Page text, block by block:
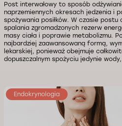
Post interwałowy to sposób
naprzemiennych okresach jedzenia i
spożywania posiłków. W czasie
spalania zgromadzonych rezerw
masy ciała i poprawie metabolizmu.
najbardziej zaawansowaną formą,
lekarskiej, ponieważ obejmuje
dopuszczalnym spożyciu jedynie
Endokrynologia